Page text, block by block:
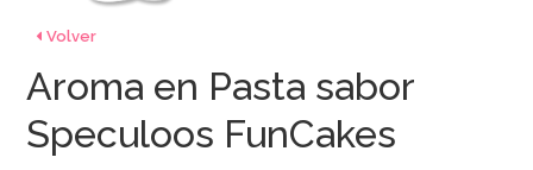
Volver
Aroma en Pasta sabor
Speculoos FunCakes